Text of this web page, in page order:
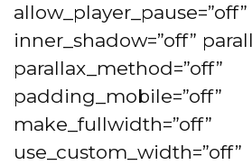
allow_player_pause=”off”
inner_shadow=”off”
parallax_method=”off”
padding_mobile=”off”
make_fullwidth=”off”
use_custom_width=”off”